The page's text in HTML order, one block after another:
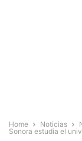
Home Noticias
Sonora estudia el